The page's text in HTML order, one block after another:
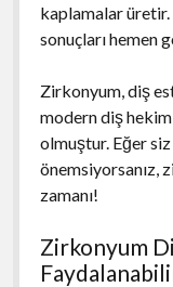
kaplamalar üretir.
sonuçları hemen
Zirkonyum, diş
modern diş
olmuştur. Eğer siz
önemsiyorsanız,
zamanı!
Zirkonyum